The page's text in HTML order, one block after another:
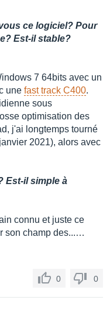
ce logiciel? Pour
Est-il stable?
7 64bits avec un
une fast track C400.
sous
optimisation des
j'ai longtemps tourné
2021), alors avec
Est-il simple à
connu et juste ce
son champ des...…
0 0